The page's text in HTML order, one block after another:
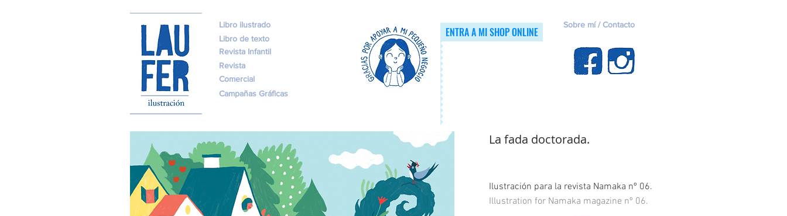
Libro ilustrado
Libro de texto
Revista
Revista Infantil
Campañas Gráficas
Comercial
ENTRA A MI SHOP ONLINE
Sobre mí / Contacto
La fada doctorada.
Ilustración para la revista Namaka nº 06.
Illustration for Namaka magazine nº 06.